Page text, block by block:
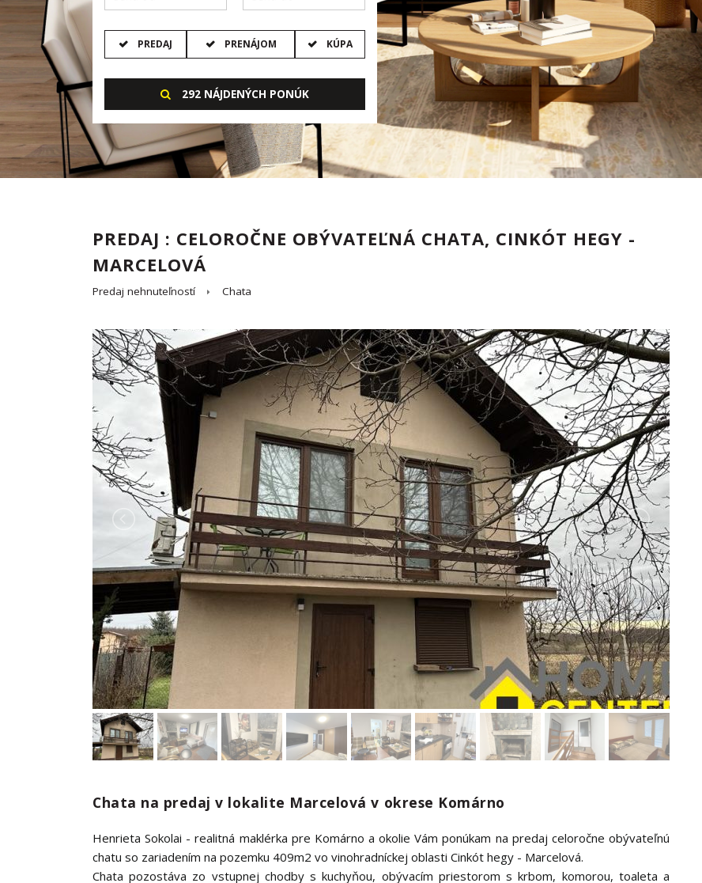
PREDAJ PRENÁJOM KÚPA
292 NÁJDENÝCH PONÚK
PREDAJ : CELOROČNE OBÝVATEĽNÁ CHATA, CINKÓT HEGY -
MARCELOVÁ
Predaj nehnuteľností Chata
Chata na predaj v lokalite Marcelová v okrese Komárno
Henrieta Sokolai - realitná maklérka pre Komárno a okolie Vám ponúkam na predaj celoročne obývateľnú
chatu so zariadením na pozemku 409m2 vo vinohradníckej oblasti Cinkót hegy - Marcelová.
Chata pozostáva zo vstupnej chodby s kuchyňou, obývacím priestorom s krbom, komorou, toaleta a